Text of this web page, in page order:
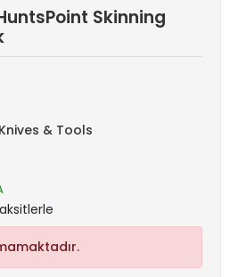
Skinning
& Tools